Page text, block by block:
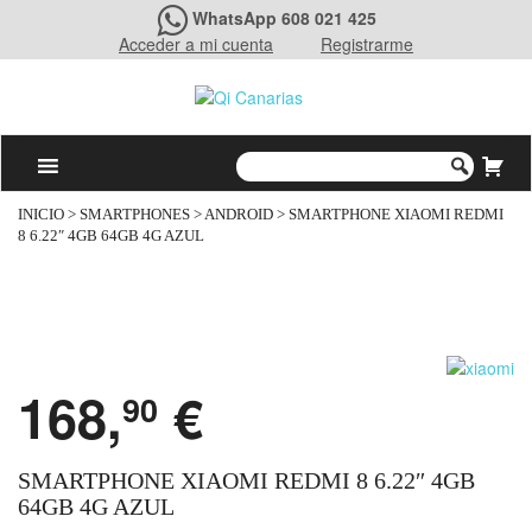
WhatsApp 608 021 425
Acceder a mi cuenta
Registrarme
INICIO > SMARTPHONES >ANDROID > SMARTPHONE XIAOMI REDMI
8 6.22″ 4GB 64GB 4G AZUL
168,90 €
SMARTPHONE XIAOMI REDMI 8 6.22″ 4GB
64GB 4G AZUL